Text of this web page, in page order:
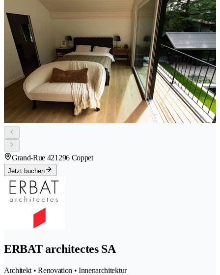
Grand-Rue 421296 Coppet
Jetzt buchen
ERBAT architectes SA
Architekt • Renovation • Innenarchitektur